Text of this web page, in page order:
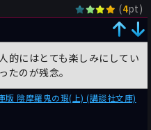
(4pt)
的にはとても楽しみにしてい
たのが残念。
版 陰摩羅鬼の瑕(上) (講談社文庫)